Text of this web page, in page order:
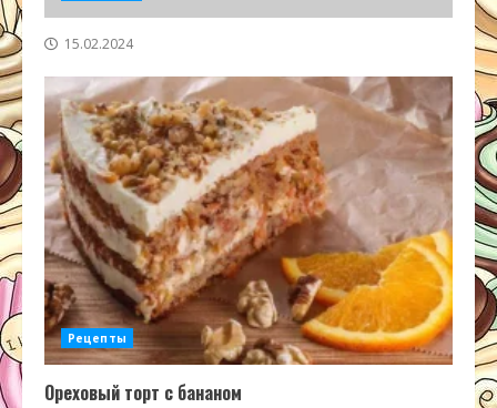
15.02.2024
Рецепты
Ореховый торт с бананом